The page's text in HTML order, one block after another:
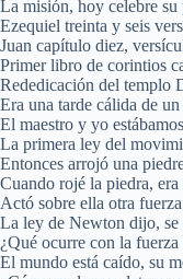
La misión, hoy celebre su
Ezequiel treinta y seis
Juan capítulo diez,
Primer libro de corintios
Rededicación del templo
Era una tarde cálida de
El maestro y yo
La primera ley del
Entonces arrojó una
Cuando rojé la piedra,
Actó sobre ella otra
La ley de Newton dijo, se
¿Qué ocurre con la
El mundo está caído, su